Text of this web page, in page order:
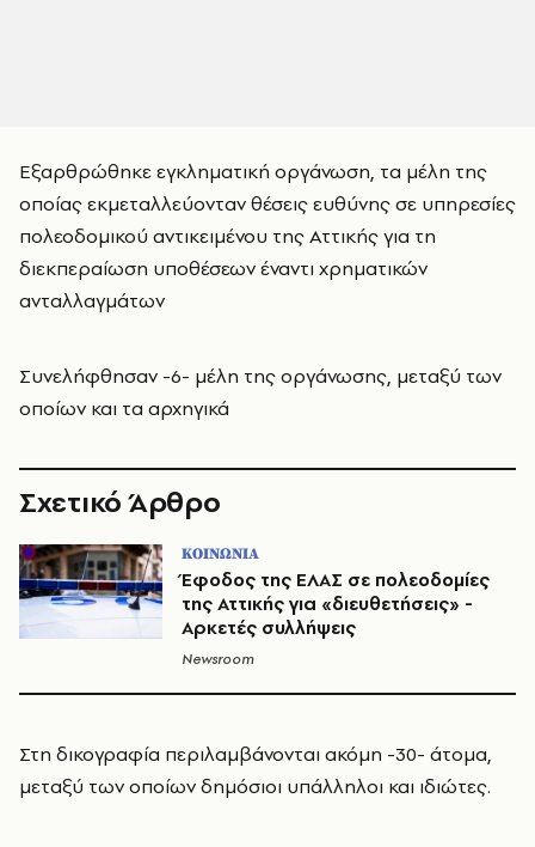
Εξαρθρώθηκε εγκληματική οργάνωση, τα μέλη της
οποίας εκμεταλλεύονταν θέσεις ευθύνης σε υπηρεσίες
πολεοδομικού αντικειμένου της Αττικής για τη
διεκπεραίωση υποθέσεων έναντι χρηματικών
ανταλλαγμάτων
Συνελήφθησαν -6- μέλη της οργάνωσης, μεταξύ των
οποίων και τα αρχηγικά
Σχετικό Άρθρο
ΚΟΙΝΩΝΙΑ
Έφοδος της ΕΛΑΣ σε πολεοδομίες
της Αττικής για «διευθετήσεις» -
Αρκετές συλλήψεις
Newsroom
Στη δικογραφία περιλαμβάνονται ακόμη -30- άτομα,
μεταξύ των οποίων δημόσιοι υπάλληλοι και ιδιώτες.